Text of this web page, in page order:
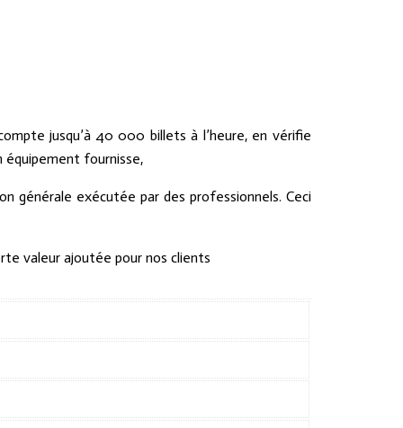
jusqu’à 40 000 billets à l’heure, en vérifie
équipement fournisse,
générale exécutée par des professionnels. Ceci
valeur ajoutée pour nos clients